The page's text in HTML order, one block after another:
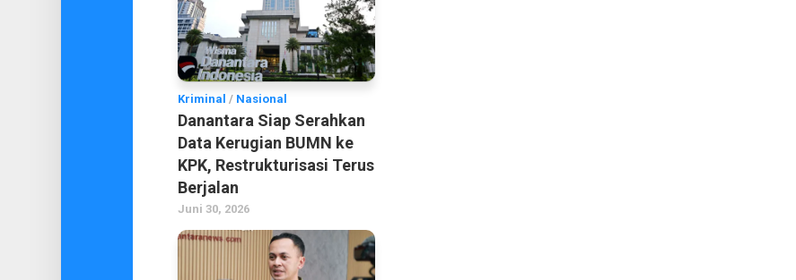
Kriminal / Nasional
Danantara Siap Serahkan
Data Kerugian BUMN ke
KPK, Restrukturisasi Terus
Berjalan
Juni 30, 2026